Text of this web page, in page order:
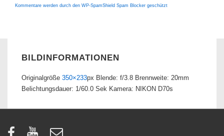
Kommentare werden durch den WP-SpamShield Spam Blocker geschützt
BILDINFORMATIONEN
Originalgröße 350×233px Blende: f/3.8 Brennweite: 20mm
Belichtungsdauer: 1/60.0 Sek Kamera: NIKON D70s